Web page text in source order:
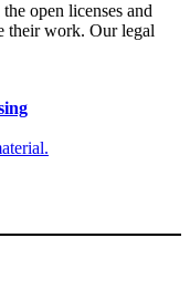
open licenses and
their work. Our legal